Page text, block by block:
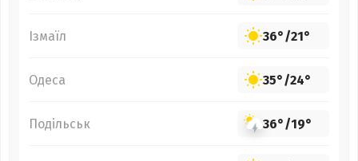
Ізмаїл 36°/21°
Одеса 35°/24°
Подільськ 36°/19°